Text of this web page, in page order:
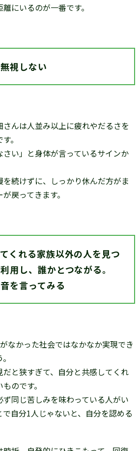
にいるのが一番です。
視しない
んは人並み以上に疲れやだるさを
。
い」と身体が言っているサインか
続けずに、しっかり休んだ方がま
戻ってきます。
くれる家族以外の人を見つ
用し、誰かとつながる。
を言ってみる
なかった社会ではなかなか実現でき
だと狭すぎて、自分と共感してくれ
のです。
ず同じ苦しみを味わっている人がい
自分1人じゃないと、自分を認める